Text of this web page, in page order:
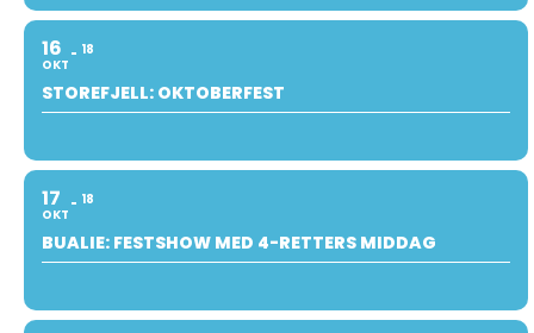
16
OKT
18
STOREFJELL: OKTOBERFEST
17
OKT
18
BUALIE: FESTSHOW MED 4-RETTERS MIDDAG